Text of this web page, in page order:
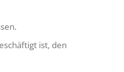
ist, den